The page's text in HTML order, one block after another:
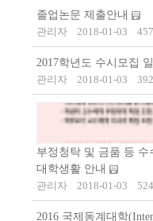
졸업논문 제출안내
관리자
2018-01-03 457
2017학년도 수시모집
관리자
2018-01-03 392
부정청탁 및 금품 등
대학생활 안내
관리자
2018-01-03 524
2016 국제동계대학